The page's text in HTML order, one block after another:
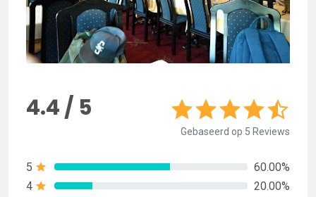
4.4 / 5
Gebaseerd op 5 Reviews
5
60.00%
4
20.00%